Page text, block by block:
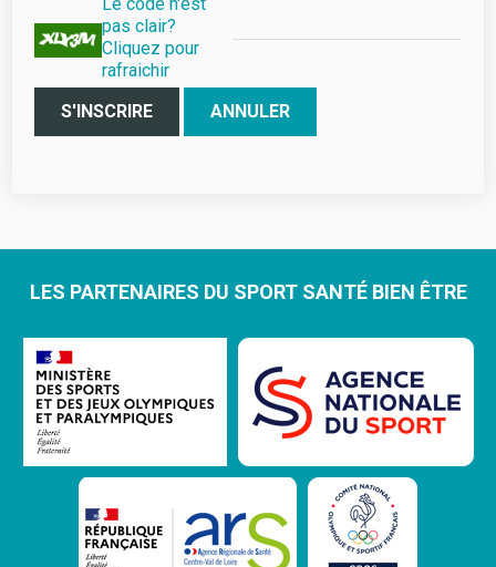
pas clair?
Cliquez pour
rafraichir
S'INSCRIRE
ANNULER
LES PARTENAIRES DU SPORT SANTÉ BIEN ÊTRE